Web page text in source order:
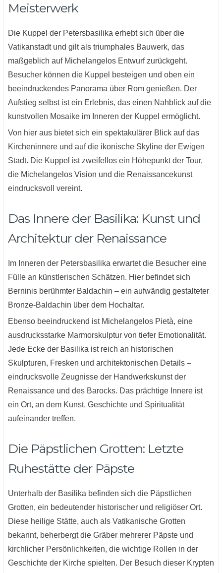
Meisterwerk
Die Kuppel der Petersbasilika erhebt sich über die
Vatikanstadt und gilt als triumphales Bauwerk, das
maßgeblich auf Michelangelos Entwurf zurückgeht.
Besucher können die Kuppel besteigen und oben ein
beeindruckendes Panorama über Rom genießen. Der
Aufstieg selbst ist ein Erlebnis, das einen Nahblick auf die
kunstvollen Mosaike im Inneren der Kuppel ermöglicht.
Von hier aus bietet sich ein spektakulärer Blick auf das
Kircheninnere und auf die ikonische Skyline der Ewigen
Stadt. Die Kuppel ist zweifellos ein Höhepunkt der Tour,
die Michelangelos Vision und die Renaissancekunst
eindrucksvoll vereint.
Das Innere der Basilika: Kunst und
Architektur der Renaissance
Im Inneren der Petersbasilika erwartet die Besucher eine
Fülle an künstlerischen Schätzen. Hier befindet sich
Berninis berühmter Baldachin – ein aufwändig gestalteter
Bronze-Baldachin über dem Hochaltar.
Ebenso beeindruckend ist Michelangelos Pietà, eine
ausdrucksstarke Marmorskulptur von tiefer Emotionalität.
Jede Ecke der Basilika ist reich an historischen
Skulpturen, Fresken und architektonischen Details –
eindrucksvolle Zeugnisse der Handwerkskunst der
Renaissance und des Barocks. Das prächtige Innere ist
ein Ort, an dem Kunst, Geschichte und Spiritualität
aufeinander treffen.
Die Päpstlichen Grotten: Letzte
Ruhestätte der Päpste
Unterhalb der Basilika befinden sich die Päpstlichen
Grotten, ein bedeutender historischer und religiöser Ort.
Diese heilige Stätte, auch als Vatikanische Grotten
bekannt, beherbergt die Gräber mehrerer Päpste und
kirchlicher Persönlichkeiten, die wichtige Rollen in der
Geschichte der Kirche spielten. Der Besuch dieser Krypten